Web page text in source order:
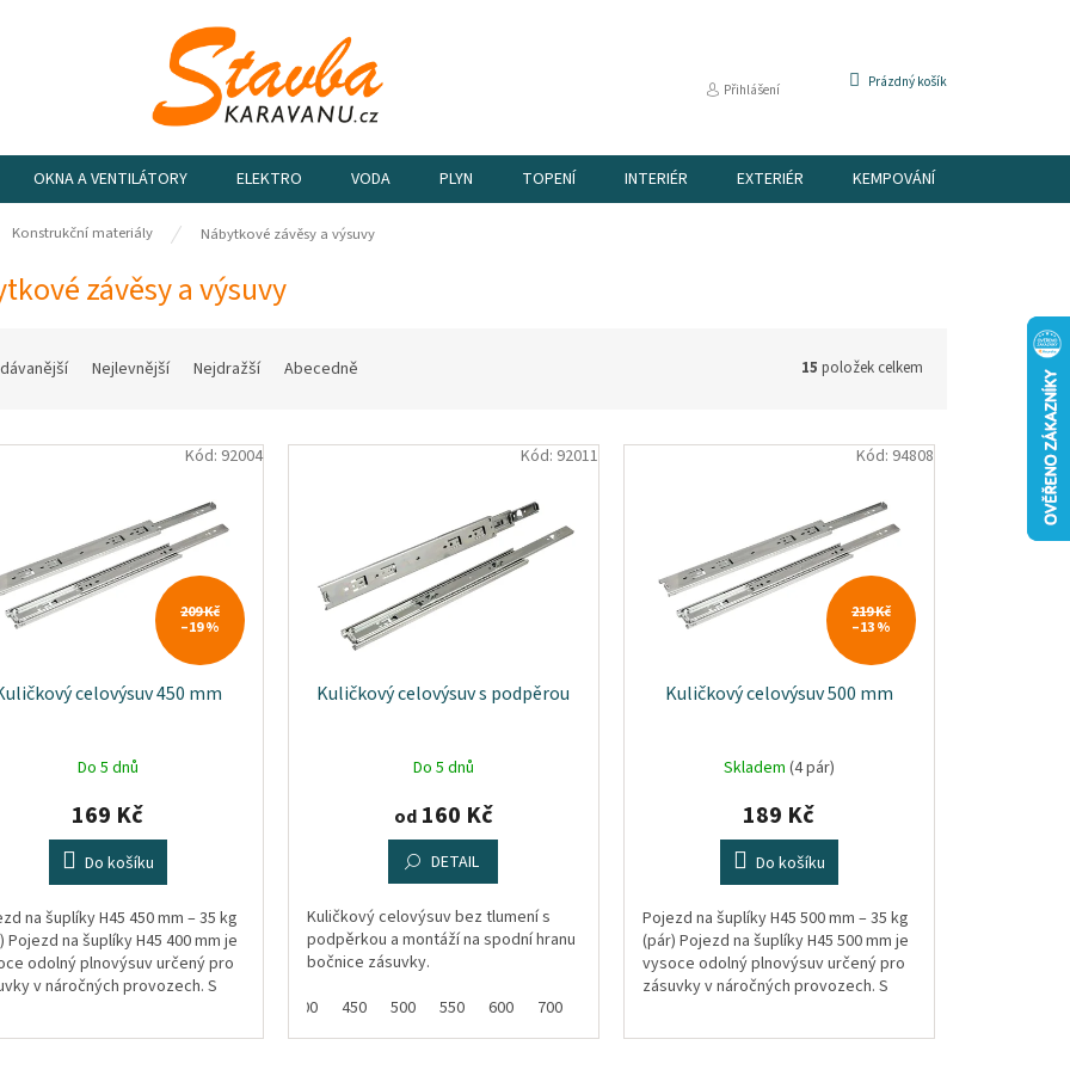
Přihlášení
NÁKUPNÍ
Prázdný košík
OKNA A VENTILÁTORY ELEKTRO VODA PLYN TOPENÍ INTERIÉR EXTERIÉR KEMPOVÁNÍ
Konstrukční materiály Nábytkové závěsy a výsuvy
závěsy a výsuvy
Nejlevnější Nejdražší Abecedně 15 položek celkem
209 Kč
–19 %
celovýsuv 450 mm
Do 5 dnů
169 Kč
Do košíku
na šuplíky H45 450 mm – 35 kg
Pojezd na šuplíky H45 400 mm je
odolný plnovýsuv určený pro
v náročných provozech. S
Kód: 92004
Kuličkový celovýsuv s podpěrou
Do 5 dnů
od160 Kč
DETAIL
Kuličkový celovýsuv bez tlumení s
podpěrkou a montáží na spodní hranu
bočnice zásuvky.
400 450 500 550 600 700
Kód: 92011
219 Kč
–13 %
Kuličkový celovýsuv 500 mm
Skladem (4 pár)
189 Kč
Do košíku
Pojezd na šuplíky H45 500 mm – 35 kg
(pár) Pojezd na šuplíky H45 500 mm je
vysoce odolný plnovýsuv určený pro
zásuvky v náročných provozech. S
Kód: 94808